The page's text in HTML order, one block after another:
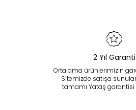
2 Yıl Garanti
Ortalama ürünlerimizin
Sitemizde satışa
tamamı Yataş garantisi